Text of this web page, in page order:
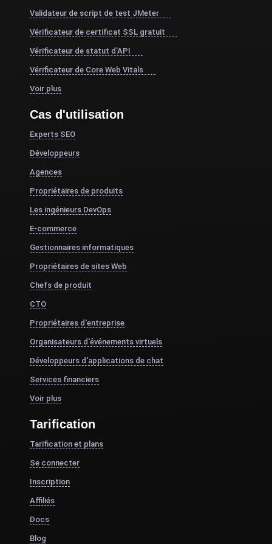
Validateur de script de test JMeter
Vérificateur de certificat SSL gratuit
Vérificateur de statut d'API
Vérificateur de Core Web Vitals
Voir plus
Cas d'utilisation
Experts SEO
Développeurs
Agences
Propriétaires de produits
Les ingénieurs DevOps
E-commerce
Gestionnaires informatiques
Propriétaires de sites Web
Chefs de produit
CTO
Propriétaires d'entreprise
Organisateurs d'événements virtuels
Développeurs d'applications de chat
Services financiers
Voir plus
Tarification
Tarification et plans
Se connecter
Inscription
Affiliés
Docs
Blog